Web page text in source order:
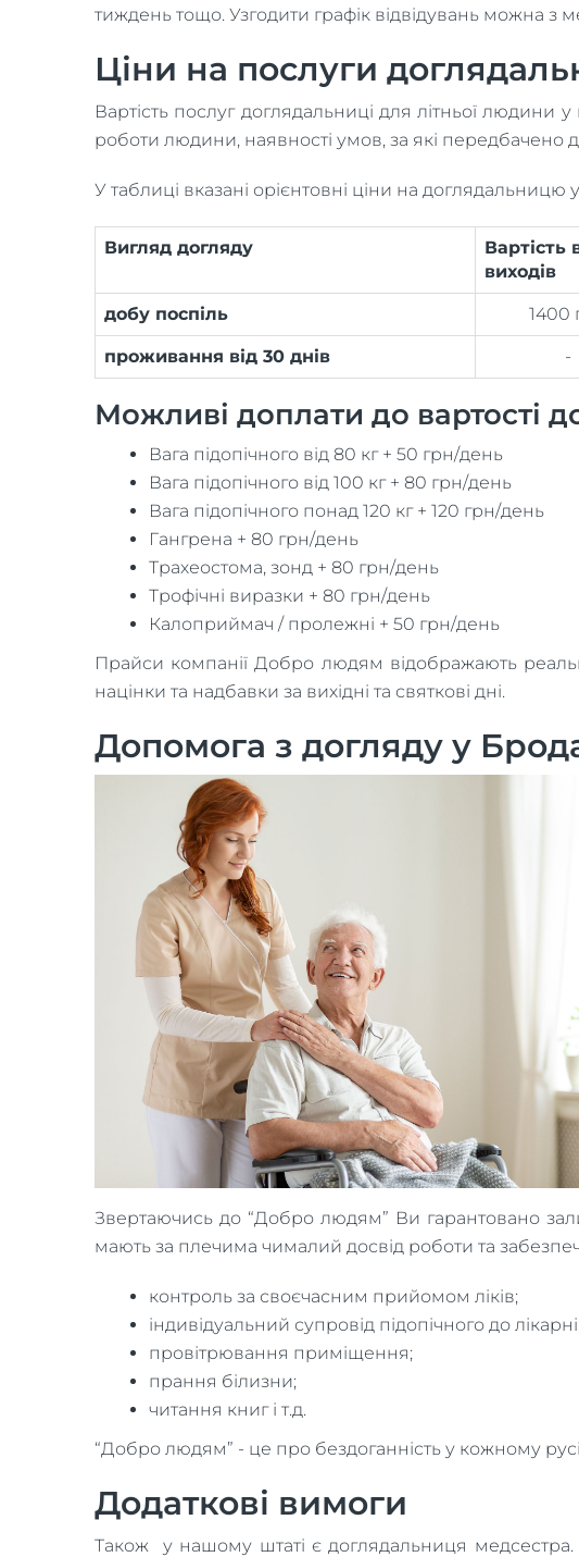
тиждень тощо. Узгодити графік відвідувань можна
Ціни на послуги
Вартість послуг доглядальниці для літньої людини
роботи людини, наявності умов, за які передбачено
У таблиці вказані орієнтовні ціни на
Вигляд догляду
Вартість
виходів
добу поспіль 1400
проживання від 30 днів -
Можливі доплати до вартості
Вага підопічного від 80 кг + 50 грн/день
Вага підопічного від 100 кг + 80 грн/день
Вага підопічного понад 120 кг + 120 грн/день
Гангрена + 80 грн/день
Трахеостома, зонд + 80 грн/день
Трофічні виразки + 80 грн/день
Калоприймач / пролежні + 50 грн/день
Прайси компанії Добро людям відображають
націнки та надбавки за вихідні та святкові дні.
Допомога з догляду у
Звертаючись до “Добро людям” Ви гарантовано
мають за плечима чималий досвід роботи та
контроль за своєчасним прийомом ліків;
індивідуальний супровід підопічного до
провітрювання приміщення;
прання білизни;
читання книг і т.д.
“Добро людям” - це про бездоганність у кожному
Додаткові вимоги
Також у нашому штаті є доглядальниця